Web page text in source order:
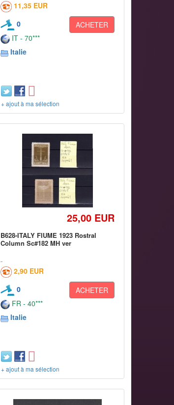
11,35 EUR
0
ACHETER
IT - 70***
Italie
+ ajout à ma sélection
25,00 EUR
B628-ITALY FIUME 1923 Rostral
Column Sc#182 MH ver
2,90 EUR
0
ACHETER
FR - 40***
Italie
+ ajout à ma sélection